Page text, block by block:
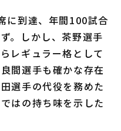
に到達、年間100試合
。しかし、茶野選手
レギュラー格として
間選手も確かな存在
選手の代役を務めた
はの持ち味を示した